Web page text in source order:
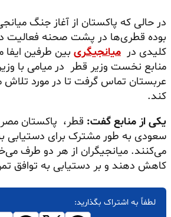
در حالی که پاکستان از آغاز جنگ
بوده قطری‌ها در پشت صحنه فعالیت
کلیدی در میانجیگری بین طرفین ایفا
منابع نخست وزیر قطر در میامی با
عربستان تماس گرفت تا در مورد تلاش
کند.
یکی از منابع گفت: قطر، پاکستان
سعودی به طور مشترک برای دستیابی
می‌کنند. میانجیگران از هر دو طرف
کاهش دهند و بر دستیابی به توافق
لطفاً به اشتراک بگذارید: